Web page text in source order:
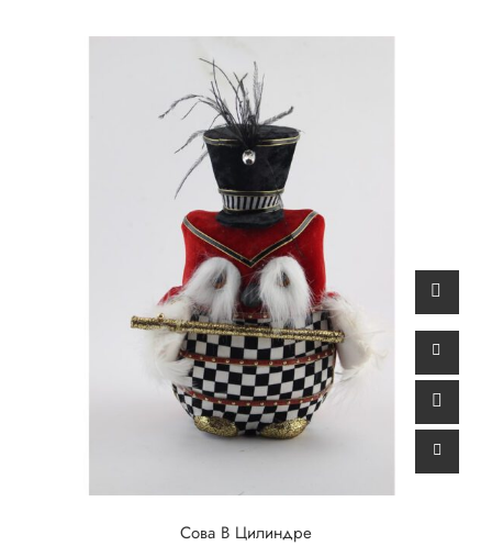
Сова В Цилиндре